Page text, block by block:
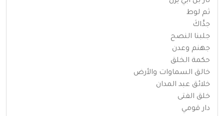
ثم لوط
جدَّاكَ
جلبنا النصح
جهنم وعدن
حكمة الخلق
خالق السماوات والأرض
خلائق عبد المدان
خلق الفتى
دار قومي